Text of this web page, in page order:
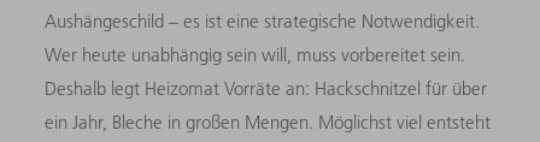
Aushängeschild – es ist eine strategische Notwendigkeit.
Wer heute unabhängig sein will, muss vorbereitet sein.
Deshalb legt Heizomat Vorräte an: Hackschnitzel für über
ein Jahr, Bleche in großen Mengen. Möglichst viel entsteht